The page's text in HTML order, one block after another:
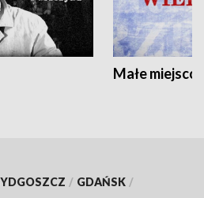
Małe
/ GDAŃSK /